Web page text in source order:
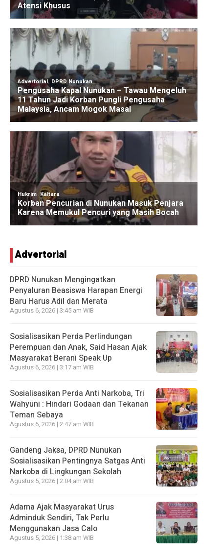
Advertorial
DPRD Nunukan Mengingatkan
Penyaluran Beasiswa Harapan Energi
Baru Harus Adil dan Merata
Agustus 6, 2026 | 3:45 am WIB
Sosialisasikan Perda Perlindungan
Perempuan dan Anak, Said Hasan Ajak
Masyarakat Berani Speak Up
Agustus 6, 2026 | 3:17 am WIB
Sosialisasikan Perda Anti Narkoba, Tri
Wahyuni : Hindari Godaan dan Tekanan
Teman Sebaya
Agustus 6, 2026 | 2:47 am WIB
Gandeng Jaksa, DPRD Nunukan
Sosialisasikan Pentingnya Satgas Anti
Narkoba di Lingkungan Sekolah
Agustus 5, 2026 | 2:04 am WIB
Adama Ajak Masyarakat Urus
Adminduk Sendiri, Tak Perlu
Menggunakan Jasa Calo
Agustus 5, 2026 | 1:38 am WIB